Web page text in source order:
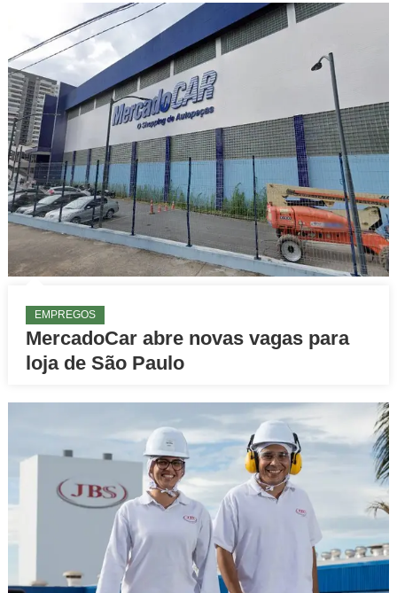
EMPREGOS
MercadoCar abre novas vagas para
loja de São Paulo